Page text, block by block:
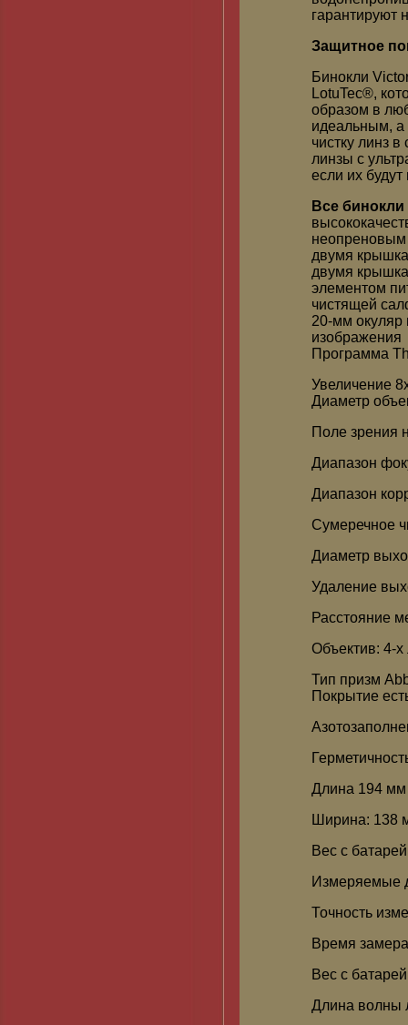
гарантируют
Защитное
Бинокли
LotuTec®,
образом в
идеальным, а
чистку линз
линзы с
если их
Все
двумя
двумя
элементом
чистящей
20-мм окуляр
изображения
Программа
Увеличение
Диаметр
Поле зрения
Диапазон
Диапазон
Сумеречное
Диаметр
Удаление
Расстояние
Объектив: 4-
Тип призм
Покрытие
Длина 194 мм
Ширина: 138
Вес с
Измеряемые
Точность
Время
Вес с
Длина волны